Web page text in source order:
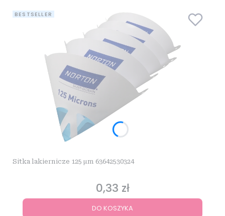
BESTSELLER
Sitka lakiernicze 125 µm 63642530324
Cena
0,33 zł
DO KOSZYKA